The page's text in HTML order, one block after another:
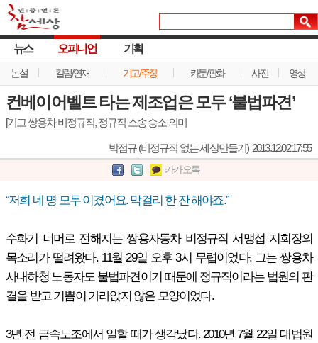
뉴스 오피니언
논설 칼럼/연재 기고/주장 카툰/판화 사진 영상
기획
컨베이어벨트 타는 제조업은 모두 ‘불법파견’
[기고 쌍용차 비정규직, 정규직 소송 승소 의미
박점규 (비정규직 없는 세상만들기) 2013.12.02 17:55
카카오톡
“저희 네 명 모두 이겼어요. 막걸리 한 잔 해야죠.”
수화기 너머로 전해지는 쌍용자동차 비정규직 서맹섭 지회장의
목소리가 떨려왔다. 11월 29일 오후 3시 무렵이었다. 그는 쌍용차
사내하청 노동자도 불법파견이기 때문에 정규직이라는 법원의 판
결을 받고 기쁨이 가라앉지 않은 모양이었다.
3년 전 금속노조에서 일할 때가 생각났다. 2010년 7월 22일 대법원